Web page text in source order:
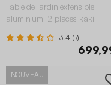
Table de jardin extensible
aluminium 12 places kaki
3.4 (7)
NOUVEAU